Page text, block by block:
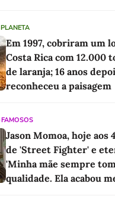
PLANETA
Em 1997, cobriram um
Costa Rica com 12.000
de laranja; 16 anos
reconheceu a paisagem
FAMOSOS
Jason Momoa, hoje aos
de 'Street Fighter' e
'Minha mãe sempre
qualidade. Ela acabou